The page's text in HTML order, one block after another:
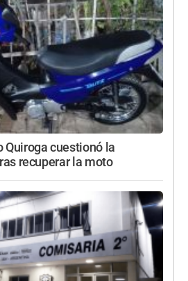
Quiroga cuestionó la
recuperar la moto